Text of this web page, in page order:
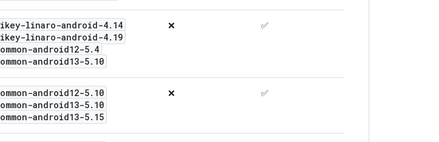
linaro-android-4. 14
linaro-android-4. 19
android12-5. 4
android13-5. 10
❌ ✅
android12-5. 10
android13-5. 10
android13-5. 15
❌ ✅